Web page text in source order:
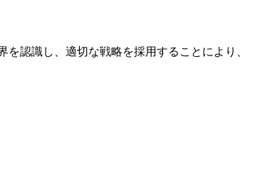
認識し、適切な戦略を採用することにより、